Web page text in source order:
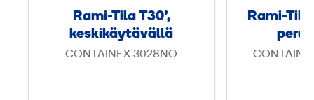
i
a
Rami-Tila T30',
keskikäytävällä
CONTAINEX 3028NO
Rami-Tila